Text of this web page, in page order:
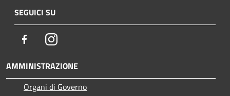
SEGUICI SU
FacebookInstagram
AMMINISTRAZIONE
Organi di Governo